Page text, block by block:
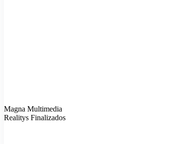
Magna Multimedia
Realitys Finalizados